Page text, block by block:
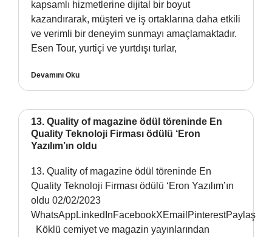
kapsamlı hizmetlerine dijital bir boyut
kazandırarak, müşteri ve iş ortaklarına daha etkili
ve verimli bir deneyim sunmayı amaçlamaktadır.
Esen Tour, yurtiçi ve yurtdışı turlar,
Devamını Oku
13. Quality of magazine ödül töreninde En
Quality Teknoloji Firması ödülü ‘Eron
Yazılım’ın oldu
13. Quality of magazine ödül töreninde En
Quality Teknoloji Firması ödülü ‘Eron Yazılım’ın
oldu 02/02/2023
WhatsAppLinkedInFacebookXEmailPinterestPaylaş
Köklü cemiyet ve magazin yayınlarından